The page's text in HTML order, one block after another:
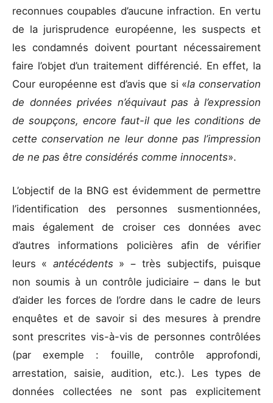
reconnues coupables d’aucune infraction. En vertu
de la jurisprudence européenne, les suspects et
les condamnés doivent pourtant nécessairement
faire l’objet d’un traitement différencié. En effet, la
Cour européenne est d’avis que si «la conservation
de données privées n’équivaut pas à l’expression
de soupçons, encore faut-il que les conditions de
cette conservation ne leur donne pas l’impression
de ne pas être considérés comme innocents».
L’objectif de la BNG est évidemment de permettre
l’identification des personnes susmentionnées,
mais également de croiser ces données avec
d’autres informations policières afin de vérifier
leurs « antécédents » − très subjectifs, puisque
non soumis à un contrôle judiciaire – dans le but
d’aider les forces de l’ordre dans le cadre de leurs
enquêtes et de savoir si des mesures à prendre
sont prescrites vis-à-vis de personnes contrôlées
(par exemple : fouille, contrôle approfondi,
arrestation, saisie, audition, etc.). Les types de
données collectées ne sont pas explicitement